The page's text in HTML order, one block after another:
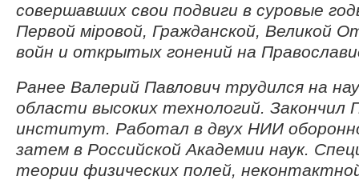
совершавших свои подвиги в суровые
Первой мiровой, Гражданской, Великой
войн и открытых гонений на
Ранее Валерий Павлович трудился на
области высоких технологий. Закончил
институт. Работал в двух НИИ
затем в Российской Академии наук.
теории физических полей,